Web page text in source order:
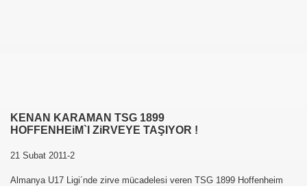
KENAN KARAMAN TSG 1899
HOFFENHEiM`I ZiRVEYE TAŞIYOR !
21 Subat 2011-2
Almanya U17 Ligi´nde zirve mücadelesi veren TSG 1899 Hoffenheim